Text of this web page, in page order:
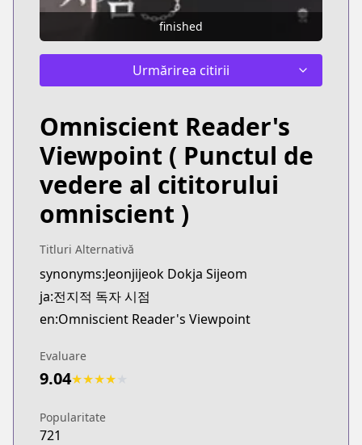
finished
Urmărirea citirii
Omniscient Reader's
Viewpoint ( Punctul de
vedere al cititorului
omniscient )
Titluri Alternativă
synonyms:Jeonjijeok Dokja Sijeom
ja:전지적 독자 시점
en:Omniscient Reader's Viewpoint
Evaluare
9.04★★★★
Popularitate
721